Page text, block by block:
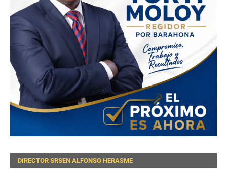
DIRECTOR SRSEN ALFONSO HERASME